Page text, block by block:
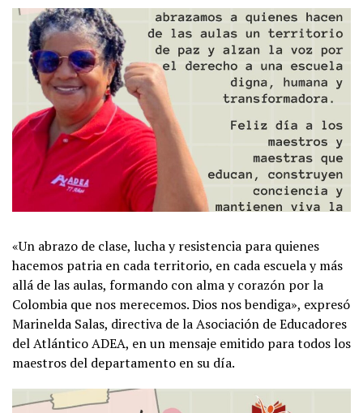
«Un abrazo de clase, lucha y resistencia para quienes
hacemos patria en cada territorio, en cada escuela y más
allá de las aulas, formando con alma y corazón por la
Colombia que nos merecemos. Dios nos bendiga», expresó
Marinelda Salas, directiva de la Asociación de Educadores
del Atlántico ADEA, en un mensaje emitido para todos los
maestros del departamento en su día.